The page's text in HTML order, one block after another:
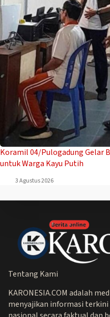
Koramil 04/Pulogadung Gelar
untuk Warga Kayu Putih
3 Agustus 2026
Tentang Kami
KARONESIA.COM adalah
menyajikan informasi